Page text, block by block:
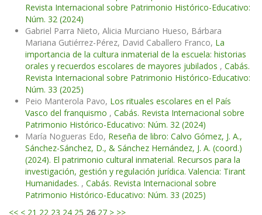
Revista Internacional sobre Patrimonio Histórico-Educativo:
Núm. 32 (2024)
Gabriel Parra Nieto, Alicia Murciano Hueso, Bárbara
Mariana Gutiérrez-Pérez, David Caballero Franco, La
importancia de la cultura inmaterial de la escuela: historias
orales y recuerdos escolares de mayores jubilados , Cabás.
Revista Internacional sobre Patrimonio Histórico-Educativo:
Núm. 33 (2025)
Peio Manterola Pavo, Los rituales escolares en el País
Vasco del franquismo , Cabás. Revista Internacional sobre
Patrimonio Histórico-Educativo: Núm. 32 (2024)
María Nogueras Edo, Reseña de libro: Calvo Gómez, J. A.,
Sánchez-Sánchez, D., & Sánchez Hernández, J. A. (coord.)
(2024). El patrimonio cultural inmaterial. Recursos para la
investigación, gestión y regulación jurídica. Valencia: Tirant
Humanidades. , Cabás. Revista Internacional sobre
Patrimonio Histórico-Educativo: Núm. 33 (2025)
<< < 21 22 23 24 25 26 27 > >>